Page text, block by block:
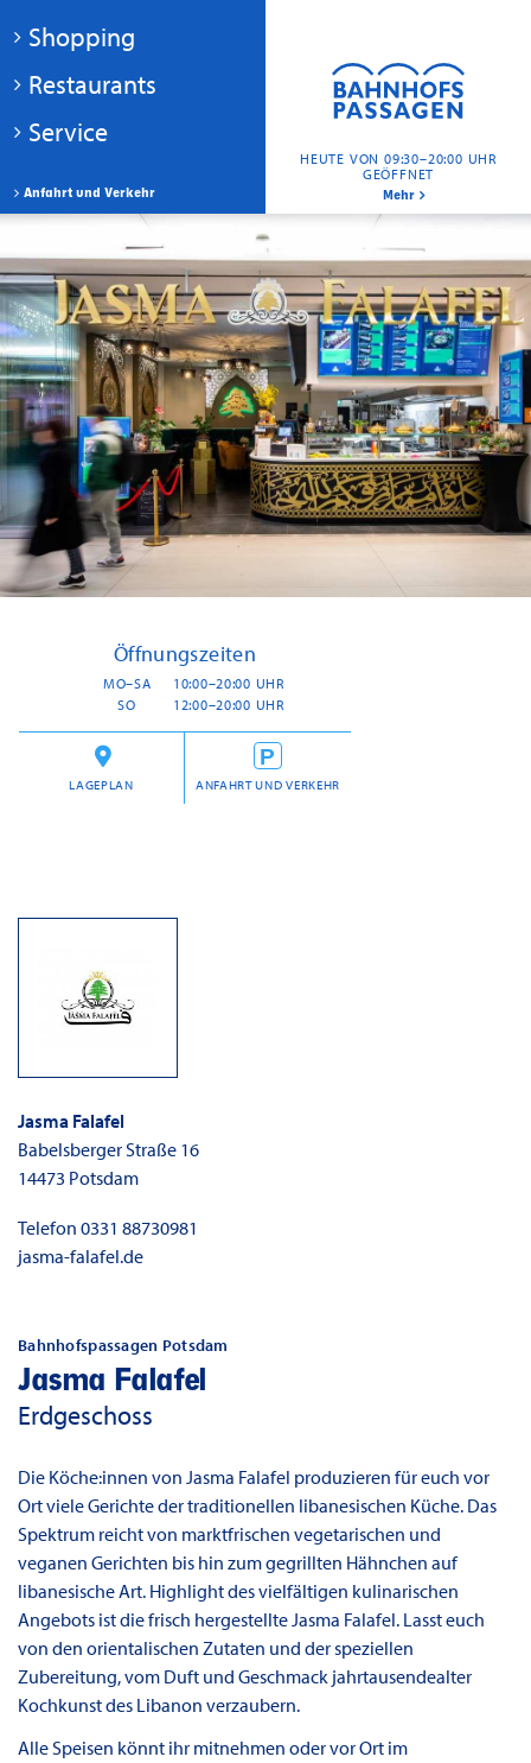
HEUTE VON 09:30–20:00 UHR
GEÖFFNET
Mehr
Anfahrt und Verkehr
Shopping
Restaurants
Service
Öffnungszeiten
MO–SA
10:00–20:00 UHR
SO
12:00–20:00 UHR
LAGEPLAN ANFAHRT UND VERKEHR
Jasma Falafel
Babelsberger Straße 16
14473 Potsdam
Telefon 0331 88730981
jasma-falafel.de
Bahnhofspassagen Potsdam
Jasma Falafel
Erdgeschoss
Die Köche:innen von Jasma Falafel produzieren für euch vor
Ort viele Gerichte der traditionellen libanesischen Küche. Das
Spektrum reicht von marktfrischen vegetarischen und
veganen Gerichten bis hin zum gegrillten Hähnchen auf
libanesische Art. Highlight des vielfältigen kulinarischen
Angebots ist die frisch hergestellte Jasma Falafel. Lasst euch
von den orientalischen Zutaten und der speziellen
Zubereitung, vom Duft und Geschmack jahrtausendealter
Kochkunst des Libanon verzaubern.
Alle Speisen könnt ihr mitnehmen oder vor Ort im